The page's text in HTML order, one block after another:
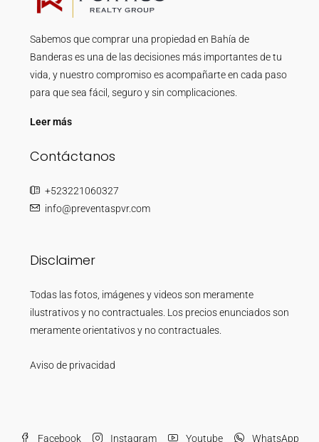
Sabemos que comprar una propiedad en Bahía de
Banderas es una de las decisiones más importantes de tu
vida, y nuestro compromiso es acompañarte en cada paso
para que sea fácil, seguro y sin complicaciones.
Leer más
Contáctanos
+523221060327
info@preventaspvr.com
Disclaimer
Todas las fotos, imágenes y videos son meramente
ilustrativos y no contractuales. Los precios enunciados son
meramente orientativos y no contractuales.
Aviso de privacidad
Facebook Instagram Youtube WhatsApp